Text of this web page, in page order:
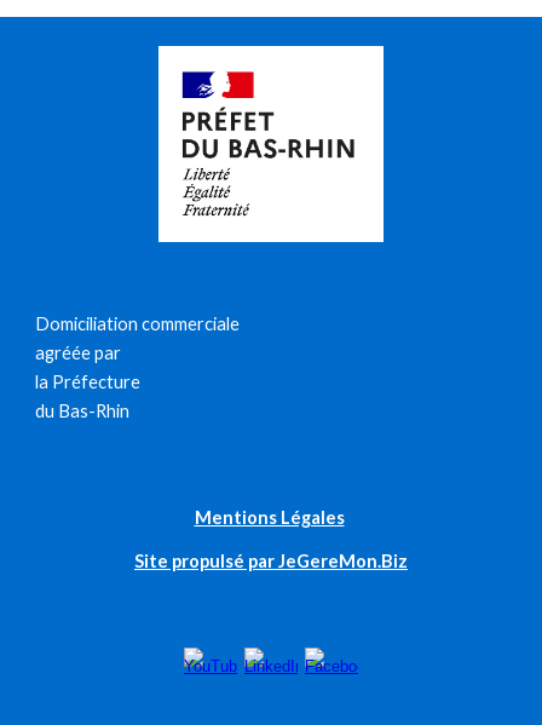
Domiciliation commerciale
agréée par
la Préfecture
du Bas-Rhin
Mentions Légales
Site propulsé par JeGereMon.Biz